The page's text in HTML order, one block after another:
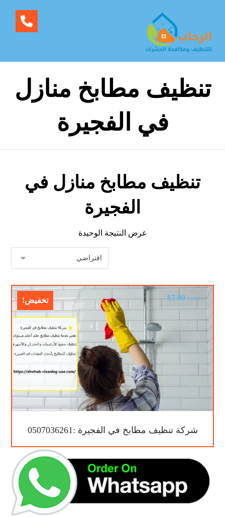
تنظيف مطابخ منازل
في الفجيرة
تنظيف مطابخ منازل في
الفجيرة
عرض النتيجة الوحيدة
تخفيض!
شركة تنظيف مطابخ في الفجيرة :0507036261
$9.00
$7.00